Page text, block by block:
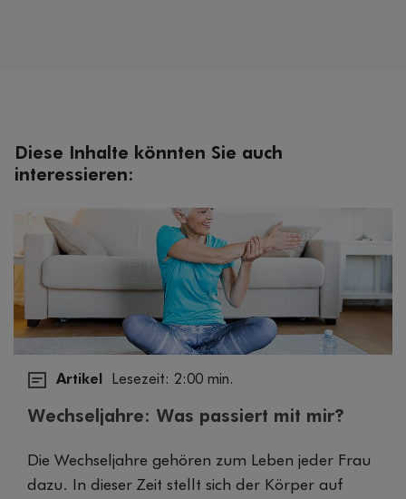
Diese Inhalte könnten Sie auch
interessieren:
Artikel Lesezeit: 2:00 min.
Wechseljahre: Was passiert mit mir?
Die Wechseljahre gehören zum Leben jeder Frau
dazu. In dieser Zeit stellt sich der Körper auf